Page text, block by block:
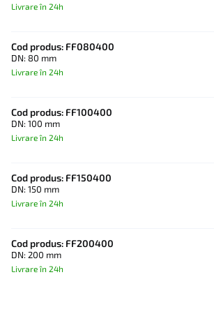
Livrare în 24h
Cod produs: FF080400
DN: 80 mm
Livrare în 24h
Cod produs: FF100400
DN: 100 mm
Livrare în 24h
Cod produs: FF150400
DN: 150 mm
Livrare în 24h
Cod produs: FF200400
DN: 200 mm
Livrare în 24h